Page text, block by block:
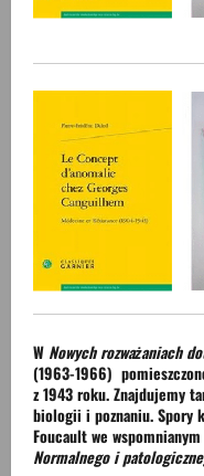
W Nowych rozważaniach
(1963-1966)
z 1943 roku. Znajdujemy
biologii i poznaniu. Spory
Foucault we
Normalnego i